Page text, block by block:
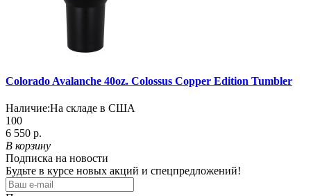
Colorado Avalanche 40oz. Colossus Copper Edition Tumbler
Наличие:На складе в США
100
6 550 р.
В корзину
Подписка на новости
Будьте в курсе новых акций и спецпредложений!